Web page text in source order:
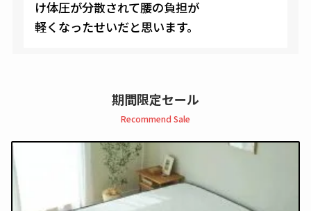
け体圧が分散されて腰の負担が
軽くなったせいだと思います。
期間限定セール
Recommend Sale